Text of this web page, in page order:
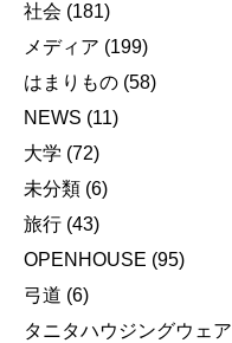
社会 (181)
メディア (199)
はまりもの (58)
NEWS (11)
大学 (72)
未分類 (6)
旅行 (43)
OPENHOUSE (95)
弓道 (6)
タニタハウジングウェア